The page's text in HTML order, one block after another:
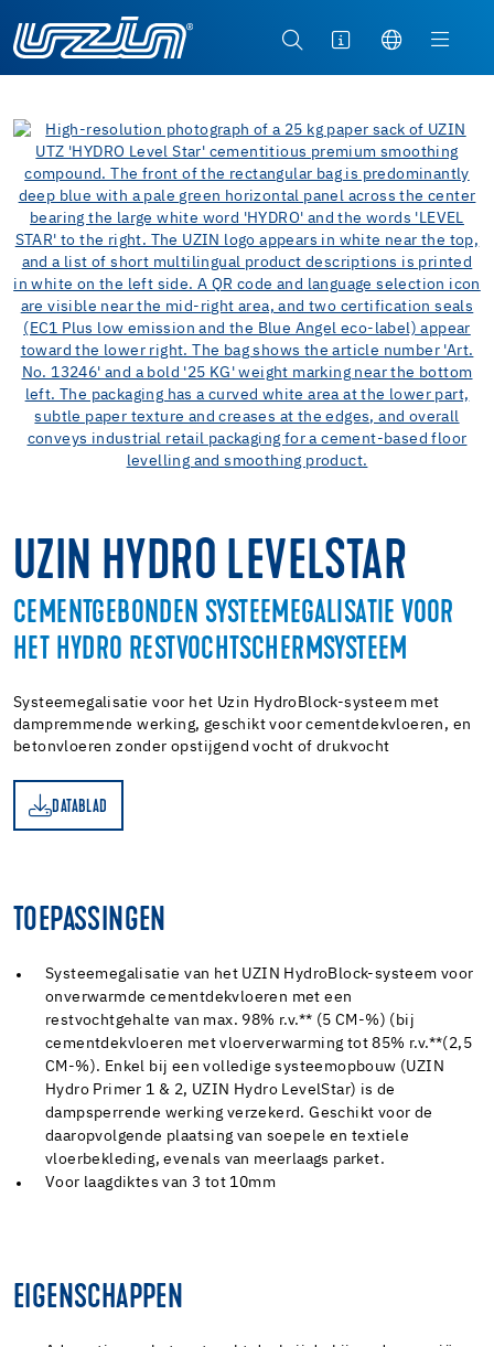
UZIN HYDRO LEVELSTAR
CEMENTGEBONDEN SYSTEEMEGALISATIE VOOR
HET HYDRO RESTVOCHTSCHERMSYSTEEM
Systeemegalisatie voor het Uzin HydroBlock-systeem met
dampremmende werking, geschikt voor cementdekvloeren, en
betonvloeren zonder opstijgend vocht of drukvocht
DATABLAD
TOEPASSINGEN
Systeemegalisatie van het UZIN HydroBlock-systeem voor
onverwarmde cementdekvloeren met een
restvochtgehalte van max. 98% r.v.** (5 CM-%) (bij
cementdekvloeren met vloerverwarming tot 85% r.v.**(2,5
CM-%). Enkel bij een volledige systeemopbouw (UZIN
Hydro Primer 1 & 2, UZIN Hydro LevelStar) is de
dampsperrende werking verzekerd. Geschikt voor de
daaropvolgende plaatsing van soepele en textiele
vloerbekleding, evenals van meerlaags parket.
Voor laagdiktes van 3 tot 10mm
EIGENSCHAPPEN